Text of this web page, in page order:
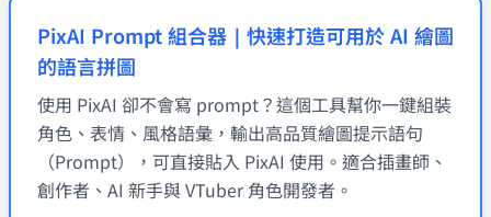
PixAI Prompt 組合器｜快速打造可用於 AI 繪圖
的語言拼圖
使用 PixAI 卻不會寫 prompt？這個工具幫你一鍵組裝
角色、表情、風格語彙，輸出高品質繪圖提示語句
（Prompt），可直接貼入 PixAI 使用。適合插畫師、
創作者、AI 新手與 VTuber 角色開發者。